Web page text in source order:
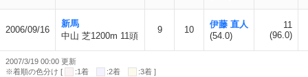
2006/09/16
新馬
中山 芝1200m 11頭
9 10
伊藤 直人
(54.0)
11
(96.0)
2007/3/19 00:00 更新
※着順の色分け [
:1着 :2着
:3着 ]